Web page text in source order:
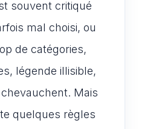
souvent critiqué
mal choisi, ou
de catégories,
légende illisible,
Mais
quelques règles